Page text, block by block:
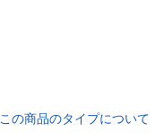
この商品のタイプについて